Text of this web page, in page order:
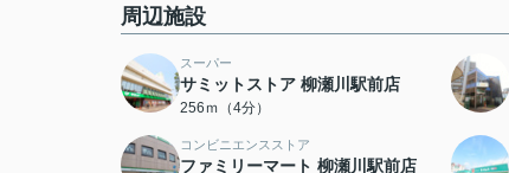
周辺施設
スーパー
サミットストア 柳瀬川駅前店
256ｍ（4分）
コンビニエンスストア
ファミリーマート 柳瀬川駅前店